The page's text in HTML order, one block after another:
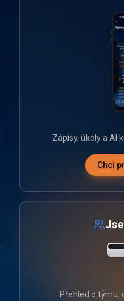
Zápisy, úkoly a AI
Chci
Přehled o týmu,